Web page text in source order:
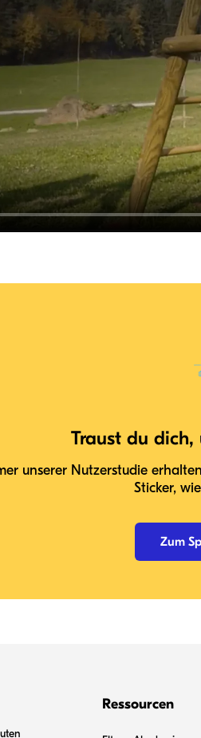
Traust du dich,
unserer Nutzerstudie
Sticker,
Zum
Ressourcen